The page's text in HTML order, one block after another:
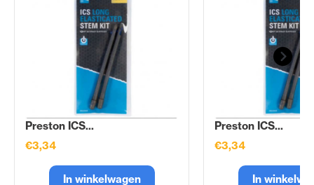
Preston ICS...
€3,34
In winkelwagen
Preston ICS...
€3,34
In